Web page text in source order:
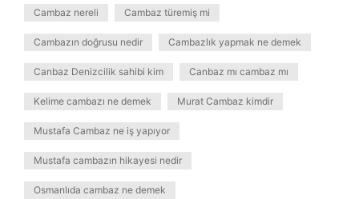
Cambaz nereli Cambaz türemiş mi
Cambazın doğrusu nedir Cambazlık yapmak ne demek
Canbaz Denizcilik sahibi kim Canbaz mı cambaz mı
Kelime cambazı ne demek Murat Cambaz kimdir
Mustafa Cambaz ne iş yapıyor
Mustafa cambazın hikayesi nedir
Osmanlıda cambaz ne demek